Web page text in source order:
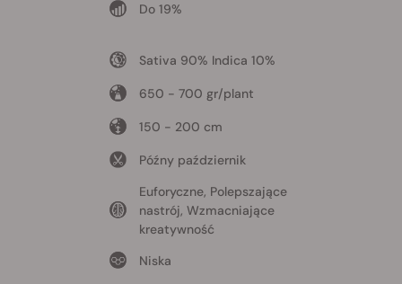
Do 19%
Sativa 90% Indica 10%
650 - 700 gr/plant
150 - 200 cm
Późny październik
Euforyczne, Polepszające
nastrój, Wzmacniające
kreatywność
Niska